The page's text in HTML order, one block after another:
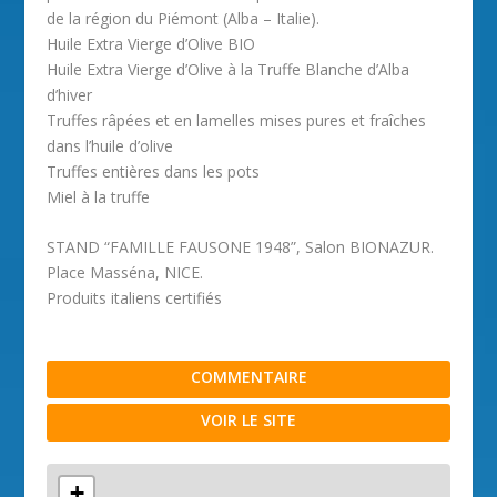
de la région du Piémont (Alba – Italie).
Huile Extra Vierge d’Olive BIO
Huile Extra Vierge d’Olive à la Truffe Blanche d’Alba
d’hiver
Truffes râpées et en lamelles mises pures et fraîches
dans l’huile d’olive
Truffes entières dans les pots
Miel à la truffe
STAND “FAMILLE FAUSONE 1948”, Salon BIONAZUR.
Place Masséna, NICE.
Produits italiens certifiés
COMMENTAIRE
VOIR LE SITE